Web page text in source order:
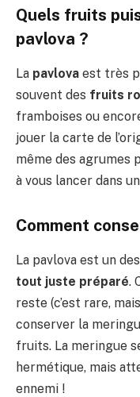
Quels fruits
pavlova ?
La pavlova est très
souvent des fruits
framboises ou
jouer la carte de
même des agrumes
à vous lancer dans
Comment
La pavlova est un
tout juste préparé.
reste (c’est rare,
conserver la
fruits. La meringue
hermétique, mais
ennemi !